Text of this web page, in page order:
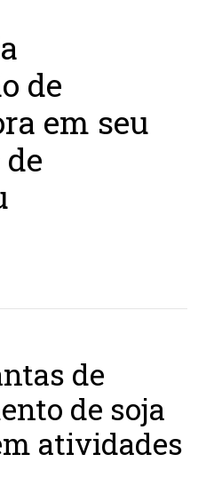
de
em seu
de
de soja
atividades